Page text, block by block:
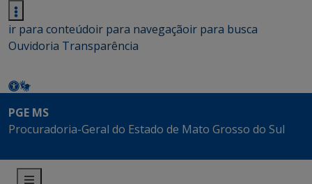
ir para conteúdoir para navegaçãoir para busca
Ouvidoria Transparência
PGE MS
Procuradoria-Geral do Estado de Mato Grosso do Sul